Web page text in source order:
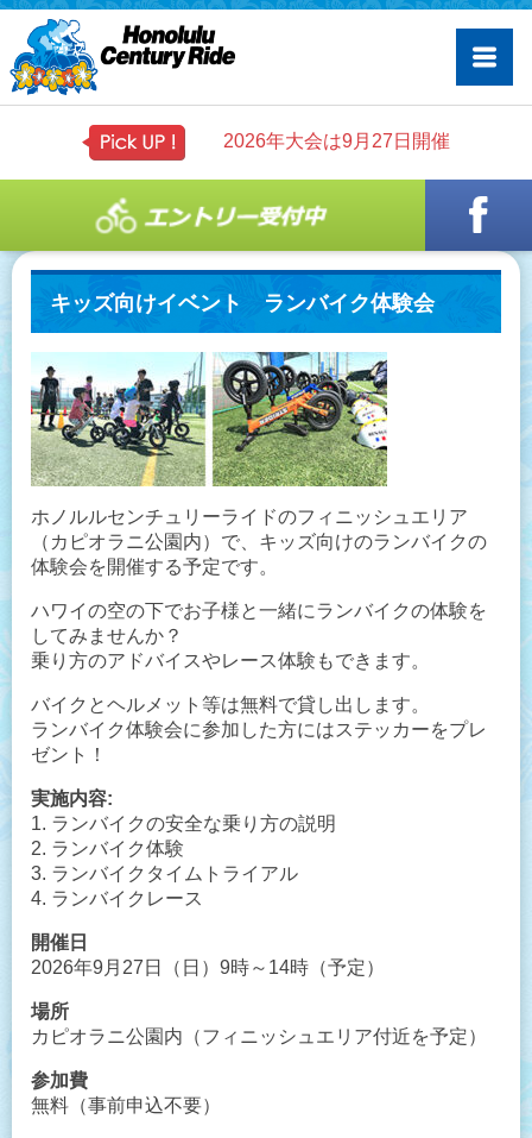
2026年大会は9月27日開催
キッズ向けイベント ランバイク体験会
ホノルルセンチュリーライドのフィニッシュエリア
（カピオラニ公園内）で、キッズ向けのランバイクの
体験会を開催する予定です。
ハワイの空の下でお子様と一緒にランバイクの体験を
してみませんか？
乗り方のアドバイスやレース体験もできます。
バイクとヘルメット等は無料で貸し出します。
ランバイク体験会に参加した方にはステッカーをプレ
ゼント！
実施内容:
1. ランバイクの安全な乗り方の説明
2. ランバイク体験
3. ランバイクタイムトライアル
4. ランバイクレース
開催日
2026年9月27日（日）9時～14時（予定）
場所
カピオラニ公園内（フィニッシュエリア付近を予定）
参加費
無料（事前申込不要）